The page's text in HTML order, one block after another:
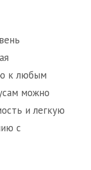
к любым
можно
и легкую
с